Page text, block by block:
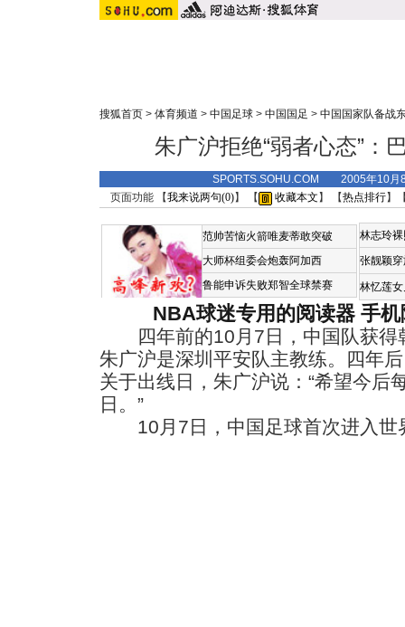
搜狐首页 > 体育频道 > 中国足球 > 中国国足 > 中国国家队备战
朱广沪拒绝“弱者心态”：
SPORTS.SOHU.COM 2005年10月
页面功能 【我来说两句(0)】 【 收藏本文 】 【热点排行】
范帅苦恼火箭唯麦蒂敢突破
大师杯组委会炮轰阿加西
鲁能申诉失败郑智全球禁赛
林志玲
张靓颖
林忆莲
NBA球迷专用的阅读器 手
四年前的10月7日，中国队获得
朱广沪是深圳平安队主教练。四年
关于出线日，朱广沪说：“希望今后
日。”
10月7日，中国足球首次进入世